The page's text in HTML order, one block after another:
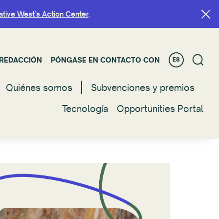
West’s Action Center.
PÓNGASE EN CONTACTO CON ES
Quiénes somos
Subvenciones y premios
Tecnología
Opportunities Portal
West’s Action Center.
PÓNGASE EN CONTACTO CON ES
Quienes somos
Subvenciones y premios
Tecnología
Opportunities Portal